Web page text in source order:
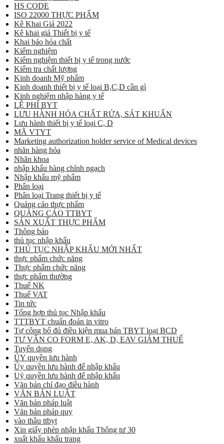
HS CODE
ISO 22000 THỰC PHẨM
Kê Khai Giá 2022
Kê khai giá Thiết bị y tế
Khai báo hóa chất
Kiểm nghiệm
Kiểm nghiệm thiết bị y tế trong nước
Kiểm tra chất lượng
Kinh doanh Mỹ phẩm
Kinh doanh thiết bị y tế loại B,C,D cần gì
Kinh nghiệm nhập hàng y tế
LỆ PHÍ BYT
LƯU HÀNH HÓA CHẤT RỬA, SÁT KHUẨN
Lưu hành thiết bị y tế loại C, D
MÃ VTYT
Marketing authorization holder service of Medical devices
nhãn hàng hóa
Nhãn khoa
nhập khẩu hàng chính ngạch
Nhập khẩu mỹ phẩm
Phân loại
Phân loại Trang thiết bị y tế
Quảng cáo thực phẩm
QUẢNG CÁO TTBYT
SẢN XUẤT THỰC PHẨM
Thông báo
thủ tục nhập khẩu
THỦ TỤC NHẬP KHẨU MỚI NHẤT
thực phẩm chức năng
Thực phẩm chức năng
thực phẩm thường
Thuế NK
Thuế VAT
Tin tức
Tổng hợp thủ tục Nhập khẩu
TTTBYT chuẩn đoán in vitro
Tự công bố đủ điều kiện mua bán TBYT loại BCD
TƯ VẤN CO FORM E, AK, D, EAV GIẢM THUẾ
Tuyển dụng
ỦY quyền lưu hành
Ủy quyền lưu hành để nhập khẩu
Uỷ quyền lưu hành để nhập khẩu
Văn bản chỉ đạo điều hành
VĂN BẢN LUẬT
Văn bản pháp luật
Văn bản pháp quy
vào thầu ttbyt
Xin giấy phép nhập khẩu Thông tư 30
xuất khẩu khẩu trang